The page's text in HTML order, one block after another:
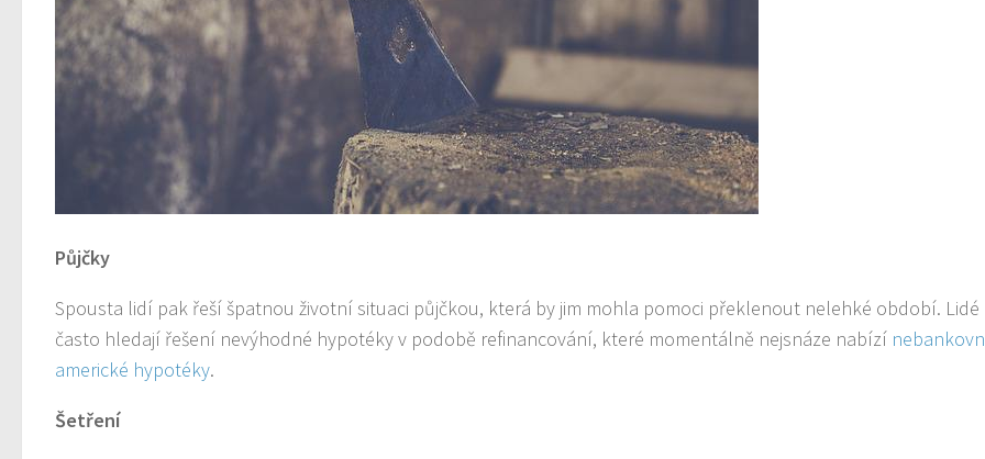
Půjčky
Spousta lidí pak řeší špatnou životní situaci půjčkou, která by jim mohla pomoci překlenout nelehké období. Lidé
často hledají řešení nevýhodné hypotéky v podobě refinancování, které momentálně nejsnáze nabízí
americké hypotéky.
Šetření